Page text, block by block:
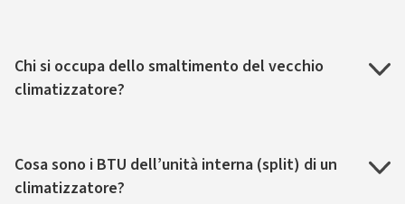
Chi si occupa dello smaltimento del vecchio
climatizzatore?
Cosa sono i BTU dell’unità interna (split) di un
climatizzatore?